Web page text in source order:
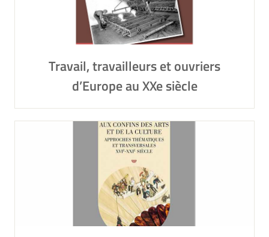
Travail, travailleurs et ouvriers
d’Europe au XXe siècle